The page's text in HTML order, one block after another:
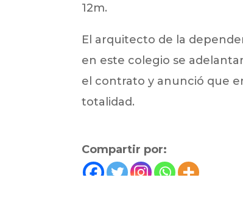
12m.
El arquitecto de la
en este colegio se
el contrato y anunció que
totalidad.
Compartir por: